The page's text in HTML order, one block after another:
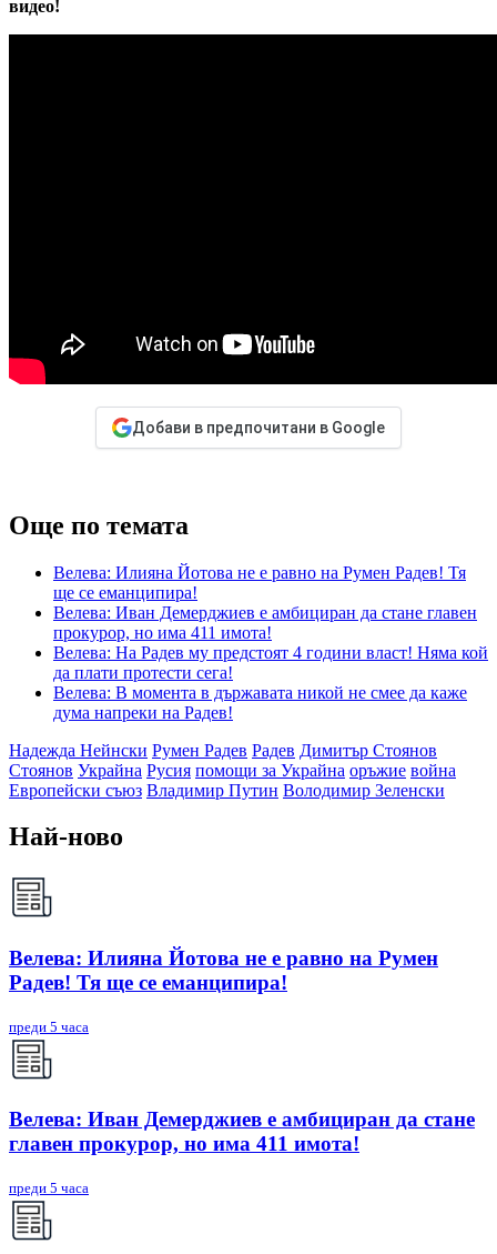
видео!
Добави в предпочитани в Google
Още по темата
Велева: Илияна Йотова не е равно на Румен Радев! Тя
ще се еманципира!
Велева: Иван Демерджиев е амбициран да стане главен
прокурор, но има 411 имота!
Велева: На Радев му предстоят 4 години власт! Няма кой
да плати протести сега!
Велева: В момента в държавата никой не смее да каже
дума напреки на Радев!
Надежда Нейнски Румен Радев Радев Димитър Стоянов
Стоянов Украйна Русия помощи за Украйна оръжие война
Европейски съюз Владимир Путин Володимир Зеленски
Най-ново
Велева: Илияна Йотова не е равно на Румен
Радев! Тя ще се еманципира!
преди 5 часа
Велева: Иван Демерджиев е амбициран да стане
главен прокурор, но има 411 имота!
преди 5 часа